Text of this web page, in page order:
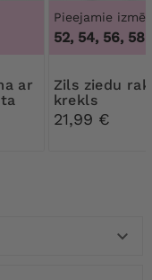
Pieejamie
52, 54, 56, 58
Zils ziedu raksta
krekls
21,99 €
